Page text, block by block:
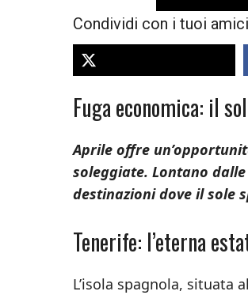
Condividi con i tuoi
Fuga economica: il
Aprile offre
soleggiate. Lontano
destinazioni dove il sole
Tenerife: l’eterna
L’isola spagnola, situata